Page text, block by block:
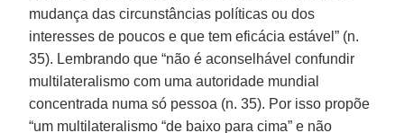
mudança das circunstâncias políticas ou dos
interesses de poucos e que tem eficácia estável” (n.
35). Lembrando que “não é aconselhável confundir
multilateralismo com uma autoridade mundial
concentrada numa só pessoa (n. 35). Por isso propõe
“um multilateralismo “de baixo para cima” e não